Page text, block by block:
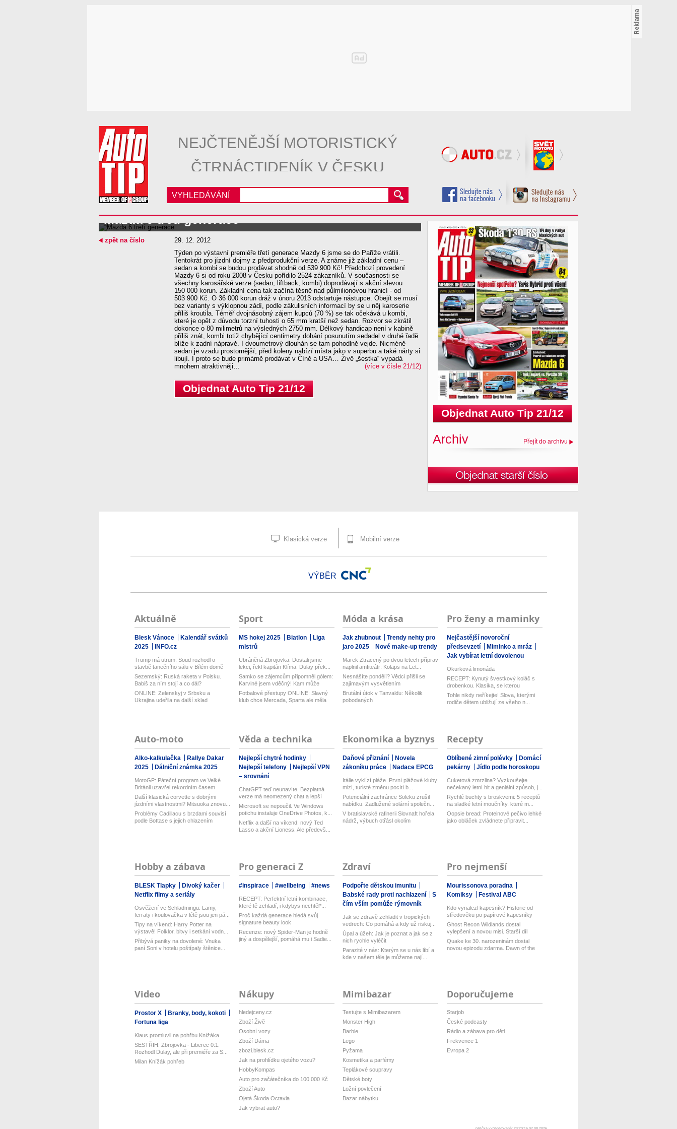
NEJČTENĚJŠÍ MOTORISTICKÝ
ČTRNÁCTIDENÍK V ČESKU
VYHLEDÁVÁNÍ
Mazda 6 třetí generace
29. 12. 2012
Týden po výstavní premiéře třetí generace Mazdy 6 jsme se do Paříže vrátili.
Tentokrát pro jízdní dojmy z předprodukční verze. A známe již základní cenu –
sedan a kombi se budou prodávat shodně od 539 900 Kč! Předchozí provedení
Mazdy 6 si od roku 2008 v Česku pořídilo 2524 zákazníků. V současnosti se
všechny karosářské verze (sedan, liftback, kombi) doprodávají s akční slevou
150 000 korun. Základní cena tak začíná těsně nad půlmilionovou hranicí - od
503 900 Kč. O 36 000 korun dráž v únoru 2013 odstartuje nástupce. Obejít se musí
bez varianty s výklopnou zádí, podle zákulisních informací by se u něj karoserie
příliš kroutila. Téměř dvojnásobný zájem kupců (70 %) se tak očekává u kombi,
které je opět z důvodu torzní tuhosti o 65 mm kratší než sedan. Rozvor se zkrátil
dokonce o 80 milimetrů na výsledných 2750 mm. Délkový handicap není v kabině
příliš znát, kombi totiž chybějící centimetry dohání posunutím sedadel v druhé řadě
blíže k zadní nápravě. I dvoumetrový dlouhán se tam pohodlně vejde. Nicméně
sedan je vzadu prostornější, před koleny nabízí místa jako v superbu a také nárty si
libují. I proto se bude primárně prodávat v Číně a USA… Živě „šestka“ vypadá
mnohem atraktivněji…
(více v čísle 21/12)
Objednat Auto Tip 21/12
zpět na číslo
Objednat Auto Tip 21/12
Archiv Přejít do archivu
Klasická verze Mobilní verze
VÝBĚR
Aktuálně
Blesk Vánoce
Kalendář svátků
2025
INFO.cz
Trump má utrum: Soud rozhodl o
stavbě tanečního sálu v Bílém domě
Sezemský: Ruská raketa v Polsku.
Babiš za ním stojí a co dál?
ONLINE: Zelenskyj v Srbsku a
Ukrajina udeřila na další sklad
Sport
MS hokej 2025 Biatlon
Liga
mistrů
Ubráněná Zbrojovka. Dostali jsme
lekci, řekl kapitán Klíma. Dulay přek...
Samko se zájemcům připomněl gólem:
Karviné jsem vděčný! Kam může
odejí...
Fotbalové přestupy ONLINE: Slavný
klub chce Mercada, Sparta ale měla
Móda a krása
Jak zhubnout
Trendy nehty pro
jaro 2025
Nové make-up trendy
Marek Ztracený po dvou letech příprav
naplnil amfiteátr: Kolaps na Let...
Nesnášíte pondělí? Vědci přišli se
zajímavým vysvětlením
Brutální útok v Tanvaldu: Několik
pobodaných
Pro ženy a maminky
Nejčastější novoroční
předsevzetí
Miminko a mráz
Jak vybírat letní dovolenou
Okurková limonáda
RECEPT: Kynutý švestkový koláč s
drobenkou. Klasika, se kterou
zaboduj...
Tohle nikdy neříkejte! Slova, kterými
rodiče dětem ubližují ze všeho n...
Auto-moto
Alko-kalkulačka
Rallye Dakar
2025
Dálniční známka 2025
MotoGP: Páteční program ve Velké
Británii uzavřel rekordním časem
Bezz...
Další klasická corvette s dobrými
jízdními vlastnostmi? Mitsuoka znovu...
Problémy Cadillacu s brzdami souvisí
podle Bottase s jejich chlazením
Věda a technika
Nejlepší chytré hodinky
Nejlepší telefony
Nejlepší VPN
– srovnání
ChatGPT teď neunavíte. Bezplatná
verze má neomezený chat a lepší
model...
Microsoft se nepoučil. Ve Windows
potichu instaluje OneDrive Photos, k...
Netflix a další na víkend: nový Ted
Lasso a akční Lioness. Ale předevš...
Ekonomika a byznys
Daňové přiznání
Novela
zákoníku práce
Nadace EPCG
Itálie vyklízí pláže. První plážové kluby
mizí, turisté změnu pocítí b...
Potenciální zachránce Soleku zrušil
nabídku. Zadlužené solární společn...
V bratislavské rafinerii Slovnaft hořela
nádrž, výbuch otřásl okolím
Recepty
Oblíbené zimní polévky
Domácí
pekárny
Jídlo podle horoskopu
Cuketová zmrzlina? Vyzkoušejte
nečekaný letní hit a geniální způsob, j...
Rychlé buchty s broskvemi: 5 receptů
na sladké letní moučníky, které m...
Oopsie bread: Proteinové pečivo lehké
jako obláček zvládnete připravit...
Hobby a zábava
BLESK Tlapky
Divoký kačer
Netflix filmy a seriály
Osvěžení ve Schladmingu: Lamy,
ferraty i koulovačka v létě jsou jen pá...
Tipy na víkend: Harry Potter na
výstavě! Folklor, bitvy i setkání vodn...
Přibývá paniky na dovolené: Vnuka
paní Soni v hotelu poštípaly štěnice...
Pro generaci Z
#inspirace #wellbeing #news
RECEPT: Perfektní letní kombinace,
které tě zchladí, i kdybys nechtěl*...
Proč každá generace hledá svůj
signature beauty look
Recenze: nový Spider-Man je hodně
jiný a dospělejší, pomáhá mu i Sadie...
Zdraví
Podpořte dětskou imunitu
Babské rady proti nachlazení
S
čím vším pomůže rýmovník
Jak se zdravě zchladit v tropických
vedrech: Co pomáhá a kdy už riskuj...
Úpal a úžeh: Jak je poznat a jak se z
nich rychle vyléčit
Parazité v nás: Kterým se u nás líbí a
kde v našem těle je můžeme nají...
Pro nejmenší
Mourissonova poradna
Komiksy
Festival ABC
Kdo vynalezl kapesník? Historie od
středověku po papírové kapesníky
Ghost Recon Wildlands dostal
vylepšení a novou misi. Starší díl
Ubisof...
Quake ke 30. narozeninám dostal
novou epizodu zdarma. Dawn of the
Video
Prostor X
Branky, body, kokoti
Fortuna liga
Klaus promluvil na pohřbu Knížáka
SESTŘIH: Zbrojovka - Liberec 0:1.
Rozhodl Dulay, ale při premiéře za S...
Milan Knížák pohřeb
Nákupy
hledejceny.cz
Zboží Živě
Osobní vozy
Zboží Dáma
zbozi.blesk.cz
Jak na prohlídku ojetého vozu?
HobbyKompas
Auto pro začátečníka do 100 000 Kč
Zboží Auto
Ojetá Škoda Octavia
Jak vybrat auto?
Mimibazar
Testujte s Mimibazarem
Monster High
Barbie
Lego
Pyžama
Kosmetika a parfémy
Teplákové soupravy
Dětské boty
Ložní povlečení
Bazar nábytku
Doporučujeme
Starjob
České podcasty
Rádio a zábava pro děti
Frekvence 1
Evropa 2
patička vygenerovaná: 23:20:16 07.08.2026